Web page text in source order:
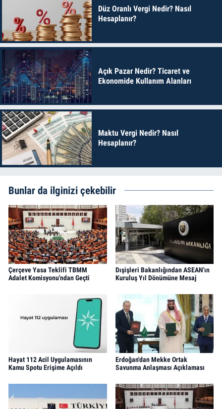
Düz Oranlı Vergi Nedir? Nasıl
Hesaplanır?
Açık Pazar Nedir? Ticaret ve
Ekonomide Kullanım Alanları
Maktu Vergi Nedir? Nasıl
Hesaplanır?
Bunlar da ilginizi çekebilir
Çerçeve Yasa Teklifi TBMM
Adalet Komisyonu'ndan Geçti
Dışişleri Bakanlığından ASEAN'ın
Kuruluş Yıl Dönümüne Mesaj
Hayat 112 Acil Uygulamasının
Kamu Spotu Erişime Açıldı
Erdoğan'dan Mekke Ortak
Savunma Anlaşması Açıklaması